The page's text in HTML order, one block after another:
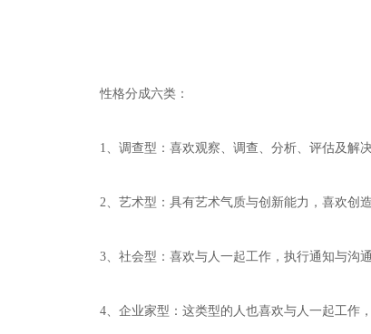
性格分成六类：
1、调查型：喜欢观察、调查、分析、评估及解决
2、艺术型：具有艺术气质与创新能力，喜欢创造
3、社会型：喜欢与人一起工作，执行通知与沟通
4、企业家型：这类型的人也喜欢与人一起工作，